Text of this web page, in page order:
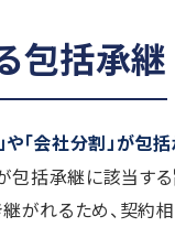
包括承継
「会社分割」が包
括承継に該当す
がれるため、契